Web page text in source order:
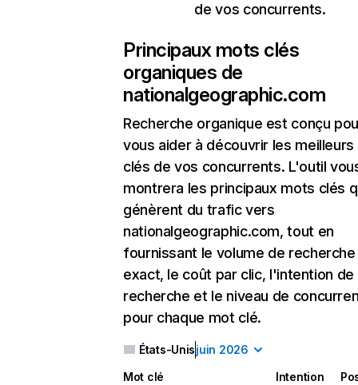
de vos concurrents.
Principaux mots clés
organiques de
nationalgeographic.com
Recherche organique est conçu
vous aider à découvrir les
clés de vos concurrents. L'outil
montrera les principaux mots clés
génèrent du trafic vers
nationalgeographic.com, tout en
fournissant le volume de recherche
exact, le coût par clic, l'intention de
recherche et le niveau de
pour chaque mot clé.
États-Unisjuin 2026
Mot clé Intention